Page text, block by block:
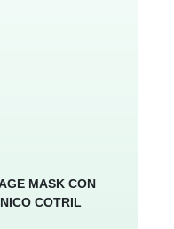
MASK CON
COTRIL